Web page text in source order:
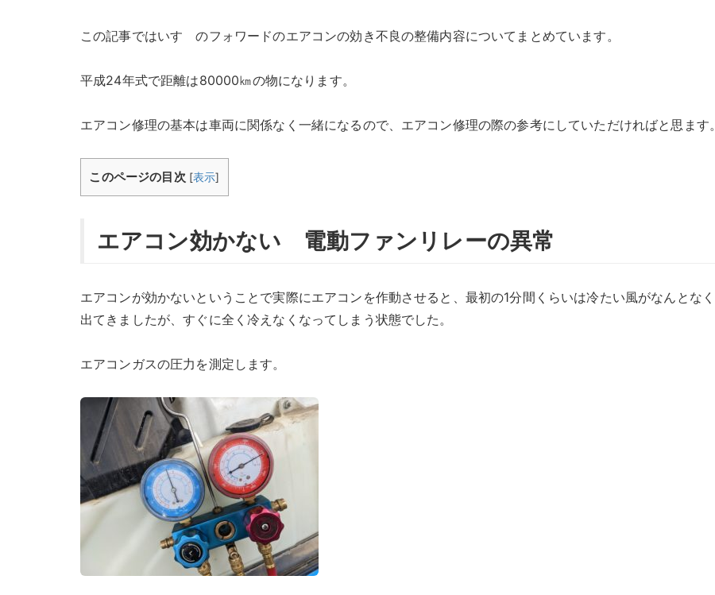
この記事ではいすゞのフォワードのエアコンの効き不良の整備内容についてまとめています。
平成24年式で距離は80000㎞の物になります。
エアコン修理の基本は車両に関係なく一緒になるので、エアコン修理の際の参考にしていただければと思ます。
このページの目次 [表示]
エアコン効かない 電動ファンリレーの異常
エアコンが効かないということで実際にエアコンを作動させると、最初の1分間くらいは冷たい風がなんとなく
出てきましたが、すぐに全く冷えなくなってしまう状態でした。
エアコンガスの圧力を測定します。